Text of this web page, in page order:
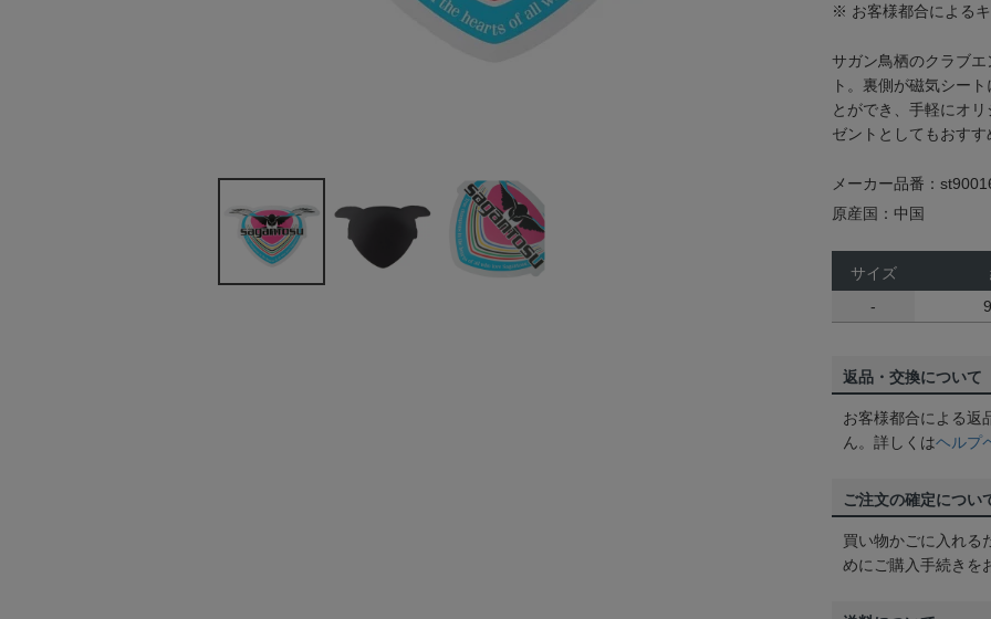
※ お客様都合による
サガン鳥栖のクラブ
ト。裏側が磁気シー
とができ、手軽にオ
ゼントとしてもおす
メーカー品番：
原産国：中国
サイズ
-
返品・交換について
お客様都合による返
ん。詳しくはヘルプ
ご注文の確定につい
買い物かごに入れる
めにご購入手続きを